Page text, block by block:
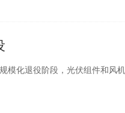
化退役阶段，光伏组件和风